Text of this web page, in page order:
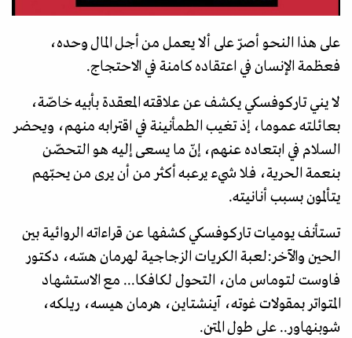
على هذا النحو أصرّ على ألا يعمل من أجل المال وحده،
فعظمة الإنسان في اعتقاده كامنة في الاحتجاج.
لا يني تاركوفسكي يكشف عن علاقته المعقدة بأبيه خاصّة،
بعائلته عموما، إذ تغيب الطمأنينة في اقترابه منهم، ويحضر
السلام في ابتعاده عنهم، إنّ ما يسعى إليه هو التحصّن
بنعمة الحرية، فلا شيء يرعبه أكثر من أن يرى من يحبّهم
يتألمون بسبب أنانيته.
تستأنف يوميات تاركوفسكي كشفها عن قراءاته الروائية بين
الحين والآخر:لعبة الكريات الزجاجية لهرمان هسّه، دكتور
فاوست لتوماس مان، التحول لكافكا... مع الاستشهاد
المتواتر بمقولات غوته، آينشتاين، هرمان هيسه، ريلكه،
شوبنهاور.. على طول المتن.